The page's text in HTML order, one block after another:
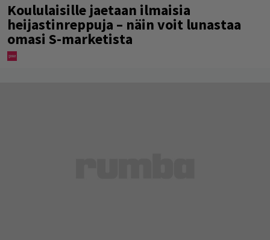
Koululaisille jaetaan ilmaisia
heijastinreppuja – näin voit lunastaa
omasi S-marketista